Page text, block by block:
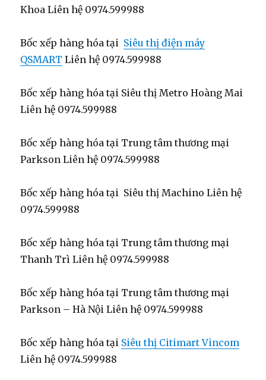
Khoa Liên hệ 0974.599988
Bốc xếp hàng hóa tại Siêu thị điện máy
QSMART Liên hệ 0974.599988
Bốc xếp hàng hóa tại Siêu thị Metro Hoàng Mai
Liên hệ 0974.599988
Bốc xếp hàng hóa tại Trung tâm thương mại
Parkson Liên hệ 0974.599988
Bốc xếp hàng hóa tại Siêu thị Machino Liên hệ
0974.599988
Bốc xếp hàng hóa tại Trung tâm thương mại
Thanh Trì Liên hệ 0974.599988
Bốc xếp hàng hóa tại Trung tâm thương mại
Parkson – Hà Nội Liên hệ 0974.599988
Bốc xếp hàng hóa tại Siêu thị Citimart Vincom
Liên hệ 0974.599988